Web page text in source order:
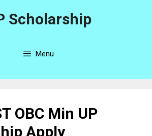
Scholarship
Menu
OBC Min UP
Apply